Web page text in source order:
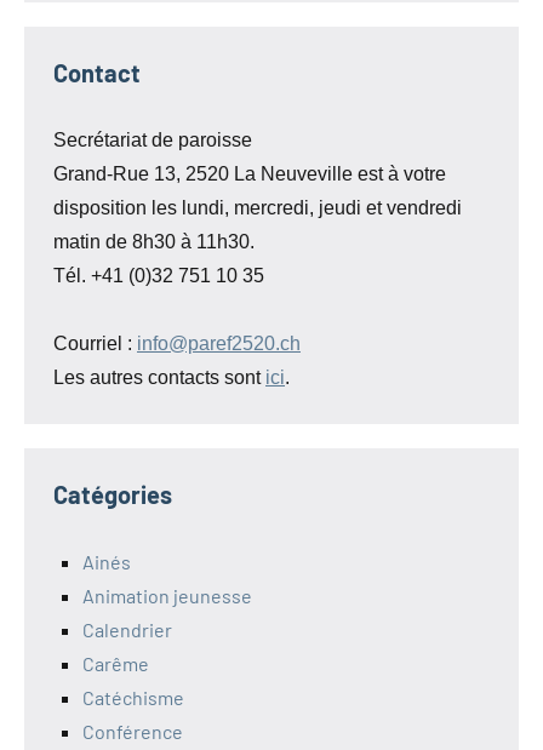
Contact
Secrétariat de paroisse
Grand-Rue 13, 2520 La Neuveville est à votre
disposition les lundi, mercredi, jeudi et vendredi
matin de 8h30 à 11h30.
Tél. +41 (0)32 751 10 35
Courriel : info@paref2520.ch
Les autres contacts sont ici.
Catégories
Ainés
Animation jeunesse
Calendrier
Carême
Catéchisme
Conférence